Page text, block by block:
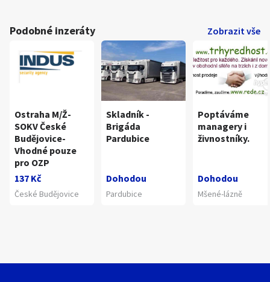
Podobné inzeráty Zobrazit vše
Ostraha M/Ž-
SOKV České
Budějovice-
Vhodné pouze
pro OZP
137 Kč
České Budějovice
Skladník -
Brigáda
Pardubice
Dohodou
Pardubice
Poptáváme
managery i
živnostníky.
Dohodou
Mšené-lázně